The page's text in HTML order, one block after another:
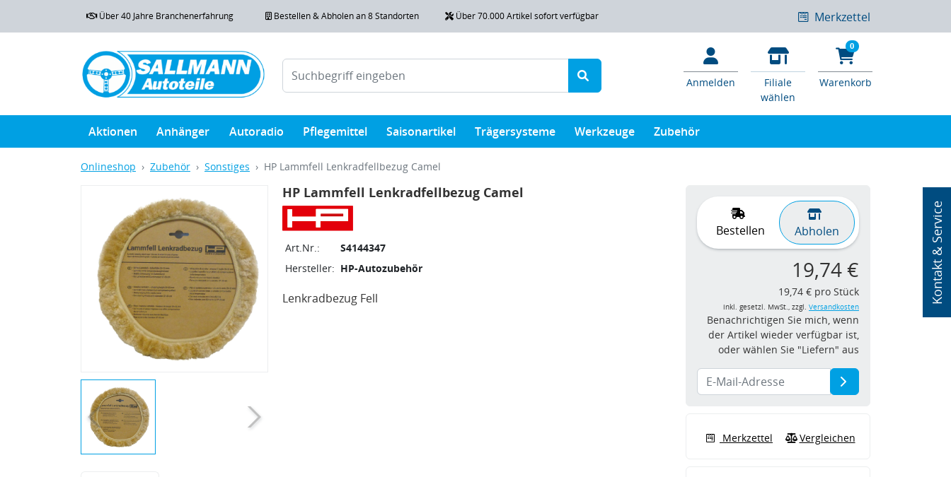
Kontakt & Service
Über 40 Jahre Branchenerfahrung Bestellen & Abholen an 8 Standorten Über 70.000 Artikel sofort verfügbar Merkzettel
Anmelden
Filiale
wählen
0
Warenkorb
Aktionen Anhänger Autoradio Pflegemittel Saisonartikel Trägersysteme Werkzeuge Zubehör
Onlineshop Zubehör Sonstiges HP Lammfell Lenkradfellbezug Camel
HP Lammfell Lenkradfellbezug Camel
Art.Nr.:
S4144347
Hersteller: HP-Autozubehör
Lenkradbezug Fell
Bestellen Abholen
19,74 €
19,74 € pro Stück
inkl. gesetzl. MwSt., zzgl. Versandkosten
Benachrichtigen Sie mich, wenn
der Artikel wieder verfügbar ist,
oder wählen Sie "Liefern" aus
Merkzettel Vergleichen